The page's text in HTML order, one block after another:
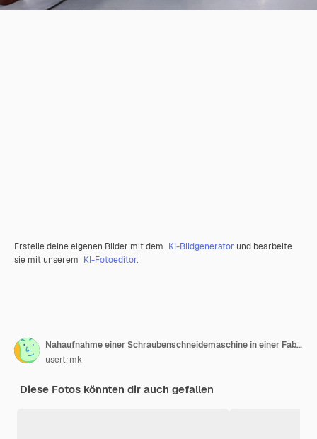
Erstelle deine eigenen Bilder mit dem KI-Bildgenerator und bearbeite
sie mit unserem KI-Fotoeditor.
Nahaufnahme einer Schraubenschneidemaschine in einer Fabrik, die Metalldetails herstellt
usertrmk
Diese Fotos könnten dir auch gefallen